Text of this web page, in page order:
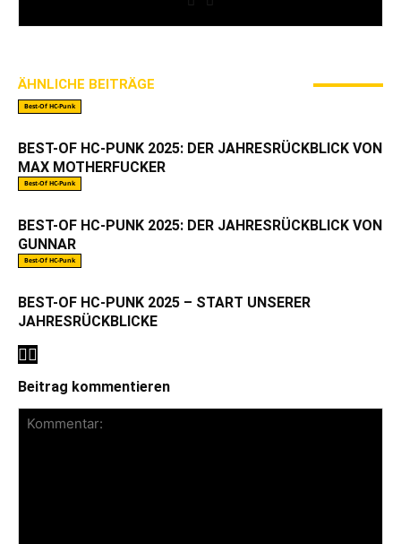
ÄHNLICHE BEITRÄGE
Best-Of HC-Punk
BEST-OF HC-PUNK 2025: DER JAHRESRÜCKBLICK VON
MAX MOTHERFUCKER
Best-Of HC-Punk
BEST-OF HC-PUNK 2025: DER JAHRESRÜCKBLICK VON
GUNNAR
Best-Of HC-Punk
BEST-OF HC-PUNK 2025 – START UNSERER
JAHRESRÜCKBLICKE
Beitrag kommentieren